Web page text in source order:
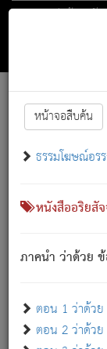
ตอน 1 ว่าด้วย สัต
หน้าจอสืบค้น
ธรรมโฆษณ์อร
หนังสืออริยสั
ภาคนำ ว่าด้วย
ตอน 1 ว่าด้ว
ตอน 2 ว่าด้ว
Font :15 ]||
สัตว์โลกนี้ เกิ
เขาสำคัญสิ่งใ
(ตามที่เป็นจริง)
สัตว์โลกติด
เป็นอย่างอื่น (จา
เขาเพลิดเพ
เขากลัวต่อสิ่งใ